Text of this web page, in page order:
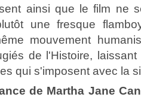
ainsi que le film ne
une fresque
mouvement
de l'Histoire,
qui s'imposent avec la
de Martha Jane